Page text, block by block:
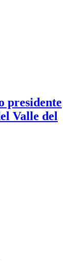
presidente
Valle del